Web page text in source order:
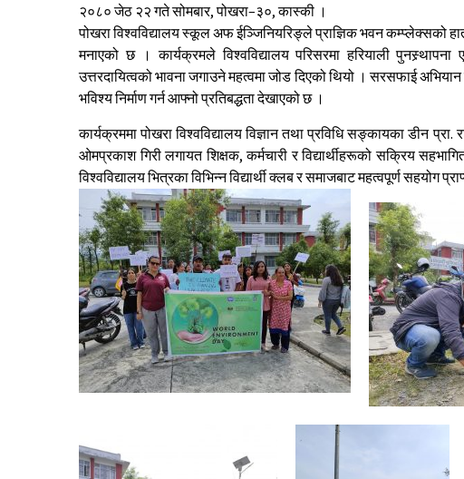
२०८० जेठ २२ गते सोमबार, पोखरा–३०, कास्की ।
पोखरा विश्वविद्यालय स्कूल अफ ईञ्जिनियरिङ्ले प्राज्ञिक भवन कम्प्लेक्सको
मनाएको छ । कार्यक्रमले विश्वविद्यालय परिसरमा हरियाली
उत्तरदायित्वको भावना जगाउने महत्वमा जोड दिएको थियो । सरसफाई अभियान
भविश्य निर्माण गर्न आफ्नो प्रतिबद्धता देखाएको छ ।
कार्यक्रममा पोखरा विश्वविद्यालय विज्ञान तथा प्रविधि सङ्कायका डीन
ओमप्रकाश गिरी लगायत शिक्षक, कर्मचारी र विद्यार्थीहरूको सक्रिय
विश्वविद्यालय भित्रका विभिन्न विद्यार्थी क्लब र समाजबाट महत्वपूर्ण सहयोग